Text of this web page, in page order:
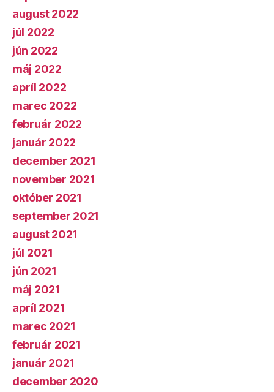
august 2022
júl 2022
jún 2022
máj 2022
apríl 2022
marec 2022
február 2022
január 2022
december 2021
november 2021
október 2021
september 2021
august 2021
júl 2021
jún 2021
máj 2021
apríl 2021
marec 2021
február 2021
január 2021
december 2020